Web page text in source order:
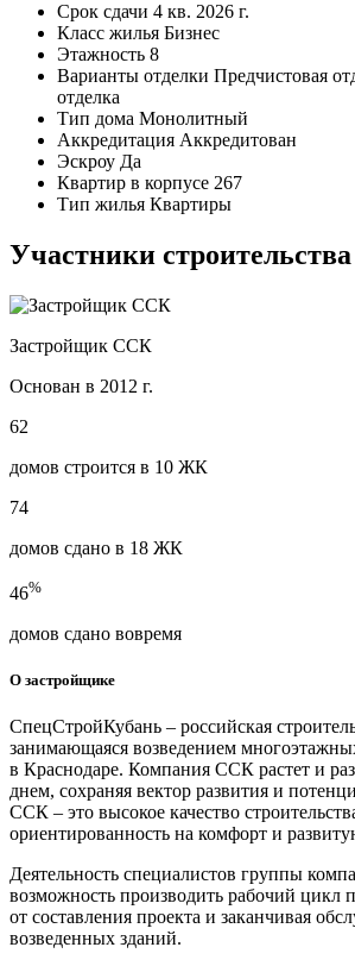
Срок сдачи 4 кв. 2026 г.
Класс жилья Бизнес
Этажность 8
Варианты отделки Предчистовая
отделка
Тип дома Монолитный
Аккредитация Аккредитован
Эскроу Да
Квартир в корпусе 267
Тип жилья Квартиры
Участники строительства
Застройщик ССК
Основан в 2012 г.
62
домов строится в 10 ЖК
74
домов сдано в 18 ЖК
46%
домов сдано вовремя
О застройщике
СпецСтройКубань – российская
занимающаяся возведением
в Краснодаре. Компания ССК растет и
днем, сохраняя вектор развития и
ССК – это высокое качество
ориентированность на комфорт и
Деятельность специалистов группы
возможность производить рабочий цикл
от составления проекта и заканчивая
возведенных зданий.